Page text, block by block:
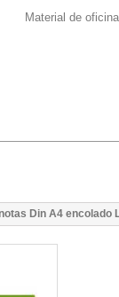
Material de oficina
Din A4 encolado